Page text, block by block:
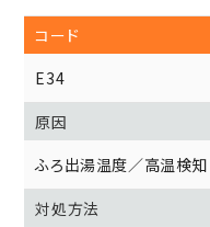
E34
ふろ出湯温度／高温検知